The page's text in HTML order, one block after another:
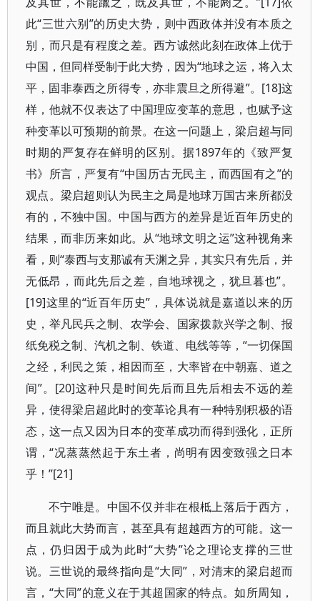
此“三世六别”的历史大势，则中西政体并没有本质之
别，而只是有程度之差。西方诚然此刻在政体上优于
中国，但同样受制于此大势，因为“地球之运，将入太
平，固非泰西之所得专，亦非震旦之所得避”。[18]这
样，他就不仅表达了中国理应变革的意思，也赋予这
种变革以可预期的前景。在这一问题上，梁启超与同
时期的严复存在鲜明的区别。据1897年的《致严复
书》所言，严复有“中国历古无民主，而西国有之”的
观点。梁启超则认为民主之局是地球万国古来所都没
有的，不独中国。中国与西方的差异是近百年历史的
结果，而非历来如此。从“地球文明之运”这种视角来
看，则“泰西与支那诚有天渊之异，其实只有先后，并
无低昂，而此先后之差，自地球视之，犹旦暮也”。
[19]这里的“近百年历史”，具体说就是嘉道以来的历
史，举凡民兵之制、农学会、国家拨款兴学之制、报
纸免税之制、汽机之制、铁道、电线等等，“一切保国
之经，利民之策，相因而至，大率皆在中朝嘉、道之
间”。[20]这种只是时间先后而且先后相去不远的差
异，使得梁启超此时的变革论具有一种特别积极的语
态，这一点又因为日本的变革成功而得到强化，正所
谓，“况蒸蒸然起于东土者，尚明有因变致强之日本
乎！”[21]
不宁唯是。中国不仅并非在根柢上落后于西方，
而且就此大势而言，甚至具有超越西方的可能。这一
点，仍归因于成为此时“大势”论之理论支撑的三世
说。三世说的最终指向是“大同”，对清末的梁启超而
言，“大同”的意义在于其超国家的特点。如所周知，